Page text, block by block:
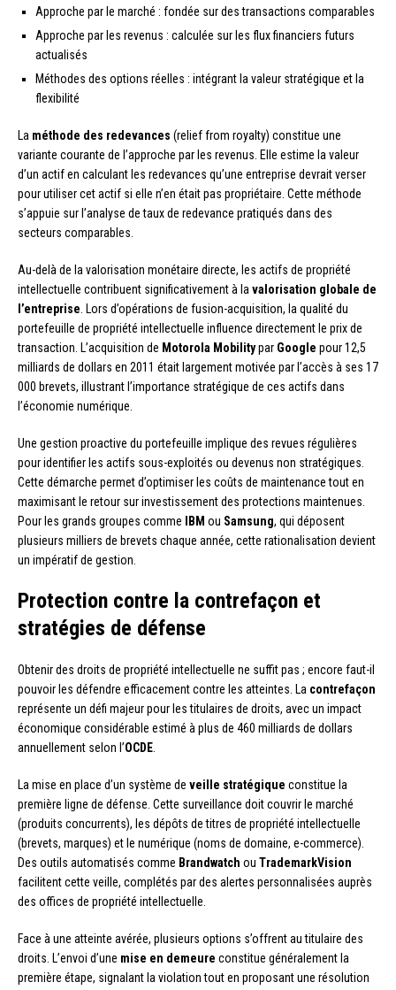
Approche par le marché : fondée sur des transactions comparables
Approche par les revenus : calculée sur les flux financiers futurs
actualisés
Méthodes des options réelles : intégrant la valeur stratégique et la
flexibilité
La méthode des redevances (relief from royalty) constitue une
variante courante de l’approche par les revenus. Elle estime la valeur
d’un actif en calculant les redevances qu’une entreprise devrait verser
pour utiliser cet actif si elle n’en était pas propriétaire. Cette méthode
s’appuie sur l’analyse de taux de redevance pratiqués dans des
secteurs comparables.
Au-delà de la valorisation monétaire directe, les actifs de propriété
intellectuelle contribuent significativement à la valorisation globale de
l’entreprise . Lors d’opérations de fusion-acquisition, la qualité du
portefeuille de propriété intellectuelle influence directement le prix de
transaction. L’acquisition de Motorola Mobilitypar Google pour 12,5
milliards de dollars en 2011 était largement motivée par l’accès à ses 17
000 brevets, illustrant l’importance stratégique de ces actifs dans
l’économie numérique.
Une gestion proactive du portefeuille implique des revues régulières
pour identifier les actifs sous-exploités ou devenus non stratégiques.
Cette démarche permet d’optimiser les coûts de maintenance tout en
maximisant le retour sur investissement des protections maintenues.
Pour les grands groupes comme
IBM ou Samsung, qui déposent
plusieurs milliers de brevets chaque année, cette rationalisation devient
un impératif de gestion.
Protection contre la contrefaçon et
stratégies de défense
Obtenir des droits de propriété intellectuelle ne suffit pas ; encore faut-il
pouvoir les défendre efficacement contre les atteintes. La contrefaçon
représente un défi majeur pour les titulaires de droits, avec un impact
économique considérable estimé à plus de 460 milliards de dollars
annuellement selon l’OCDE
La mise en place d’un système de veille stratégique constitue la
première ligne de défense. Cette surveillance doit couvrir le marché
(produits concurrents), les dépôts de titres de propriété intellectuelle
(brevets, marques) et le numérique (noms de domaine, e-commerce).
Des outils automatisés comme Brandwatch ou TrademarkVision
facilitent cette veille, complétés par des alertes personnalisées auprès
des offices de propriété intellectuelle.
Face à une atteinte avérée, plusieurs options s’offrent au titulaire des
droits. L’envoi d’une mise en demeure constitue généralement la
première étape, signalant la violation tout en proposant une résolution